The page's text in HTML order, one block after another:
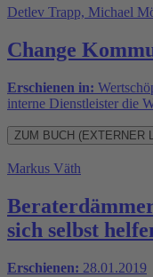
Detlev Trapp, Michael
Change
Erschienen in:
interne Dienstleister die
ZUM BUCH (EXTERNER
Markus Väth
sich selbst
Erschienen: 28.01.2019